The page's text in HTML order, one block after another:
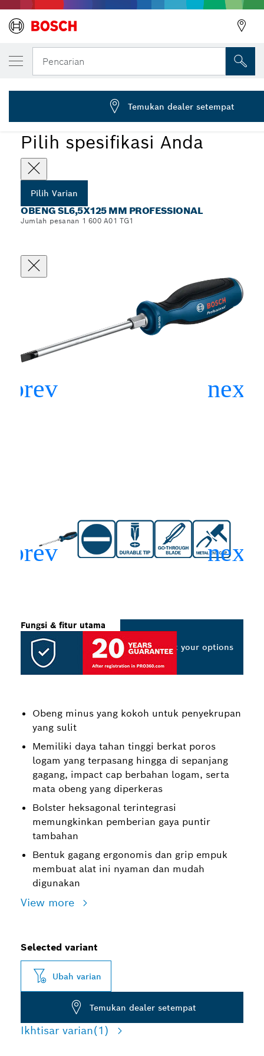
Pencarian
... Obeng SL6,5x125 mm Professional
Pilih spesifikasi Anda
Pilih Varian
OBENG SL6,5X125 MM PROFESSIONAL
Jumlah pesanan 1 600 A01 TG1
Obeng minus yang kokoh untuk penyekrupan
yang sulit
Memiliki daya tahan tinggi berkat poros
logam yang terpasang hingga di sepanjang
gagang, impact cap berbahan logam, serta
mata obeng yang diperkeras
Bolster heksagonal terintegrasi
memungkinkan pemberian gaya puntir
tambahan
Bentuk gagang ergonomis dan grip empuk
membuat alat ini nyaman dan mudah
digunakan
View more
Fungsi & fitur utama
Select your options
Selected variant
Ubah varian
Temukan dealer setempat
Ikhtisar varian(1)
VARIAN PILIHAN ANDA
Obeng, SL6.5x125
1 600 A01 TG1
Temukan dealer setempat